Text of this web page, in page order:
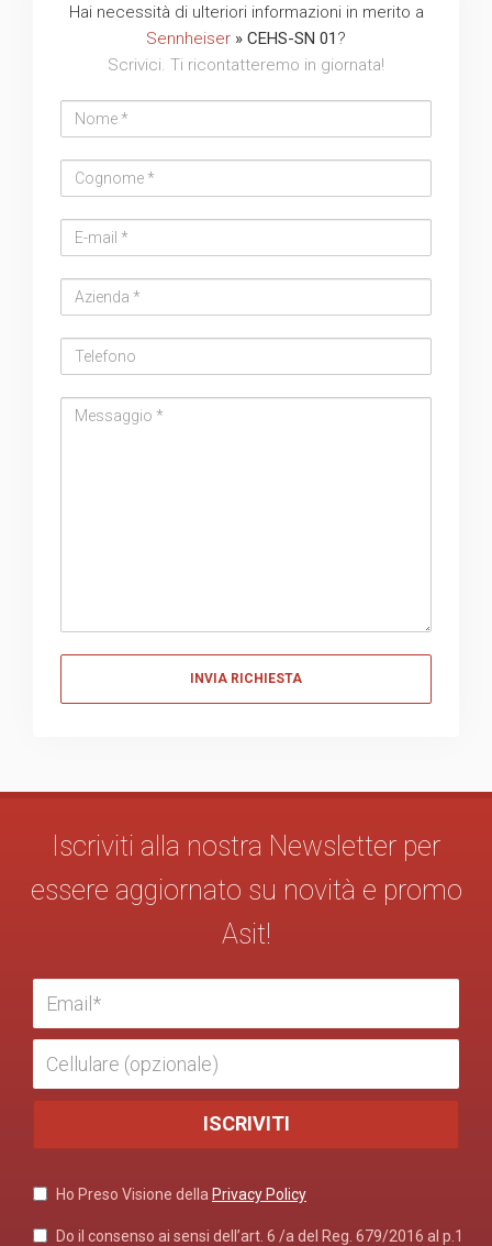
Hai necessità di ulteriori informazioni in merito a
Sennheiser » CEHS-SN 01 ?
Scrivici. Ti ricontatteremo in giornata!
address
Iscriviti alla nostra Newsletter per
essere aggiornato su novità e promo
Asit!
Ho Preso Visione della Privacy Policy
Do il consenso ai sensi dell’art. 6 /a del Reg. 679/2016 al p.1